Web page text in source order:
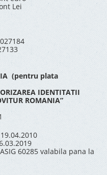
Lei
(pentru plata
IDENTITATII
ROMANIA”
60285 valabila pana la